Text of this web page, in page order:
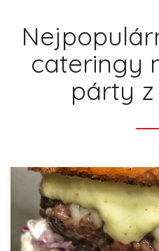
cateringy
párty